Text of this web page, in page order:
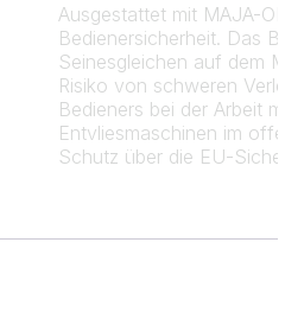
Ausgestattet mit MAJA-
Bedienersicherheit. Das
Seinesgleichen auf dem
Risiko von schweren
Bedieners bei der Arbeit
Entvliesmaschinen im
Schutz über die EU-